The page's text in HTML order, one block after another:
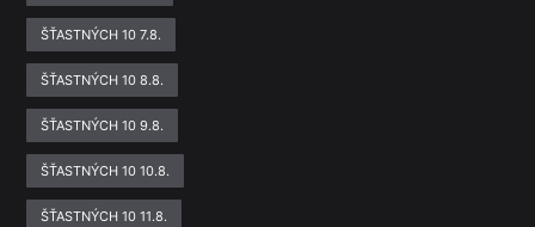
ŠŤASTNÝCH 10 7.8.
ŠŤASTNÝCH 10 8.8.
ŠŤASTNÝCH 10 9.8.
ŠŤASTNÝCH 10 10.8.
ŠŤASTNÝCH 10 11.8.